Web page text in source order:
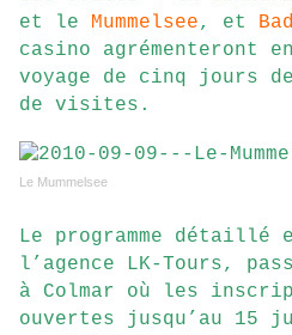
et le Mummelsee, et
casino agrémenteront
voyage de cinq jours
de visites.
Le Mummelsee
Le programme détaillé
l’agence LK-Tours,
à Colmar où les
ouvertes jusqu’au 15